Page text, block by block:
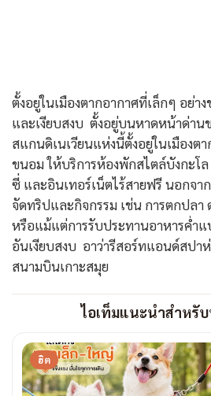
ตั้งอยู่ในเมืองตากอากาศที่เล็กๆ อย่า
และเงียบสงบ ตั้งอยู่บนหาดหน้าด่าน
สแกนดิเนเวียนแห่งนี้ตั้งอยู่ในเมืองต
ขนอม ให้บริการห้องพักสไตล์บังกะโล
ซี่ และอินเทอร์เน็ตไร้สายฟรี นอกจา
จัดทริปและกิจกรรม เช่น การตกปลา
หรือแม้แต่การรับประทานอาหารค่ำ
อันเงียบสงบ อาว่ารีสอร์ทแอนด์สปา
สนามบินเกาะสมุย
ไอเท็มแนะนำสำหรั
ฮิต